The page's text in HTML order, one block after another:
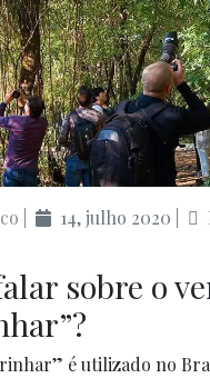
14, julho 2020
sobre o
é utilizado no